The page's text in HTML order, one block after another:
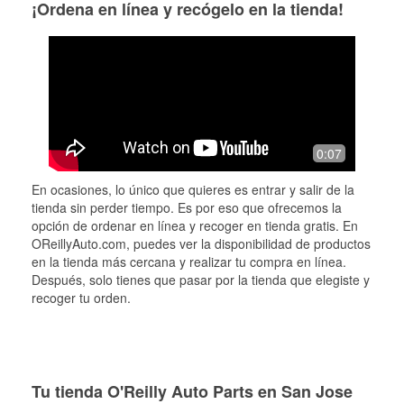
¡Ordena en línea y recógelo en la tienda!
0:07
En ocasiones, lo único que quieres es entrar y salir de la
tienda sin perder tiempo. Es por eso que ofrecemos la
opción de ordenar en línea y recoger en tienda gratis. En
OReillyAuto.com, puedes ver la disponibilidad de productos
en la tienda más cercana y realizar tu compra en línea.
Después, solo tienes que pasar por la tienda que elegiste y
recoger tu orden.
Tu tienda O'Reilly Auto Parts en San Jose